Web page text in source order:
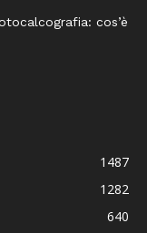
cos’è
1487
1282
640